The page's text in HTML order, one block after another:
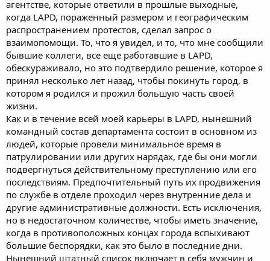
агентстве, которые ответили в прошлые выходные,
когда LAPD, пораженный размером и географическим
распространением протестов, сделал запрос о
взаимопомощи. То, что я увидел, и то, что мне сообщили
бывшие коллеги, все еще работавшие в LAPD,
обескураживало, но это подтвердило решение, которое я
принял несколько лет назад, чтобы покинуть город, в
котором я родился и прожил большую часть своей
жизни.
Как и в течение всей моей карьеры в LAPD, нынешний
командный состав департамента состоит в основном из
людей, которые провели минимальное время в
патрулировании или других нарядах, где бы они могли
подвергнуться действительному преступлению или его
последствиям. Предпочтительный путь их продвижения
по службе в отделе проходил через внутренние дела и
другие административные должности. Есть исключения,
но в недостаточном количестве, чтобы иметь значение,
когда в противоположных концах города вспыхивают
большие беспорядки, как это было в последние дни.
Нынешний штатный список включает в себя мужчин и